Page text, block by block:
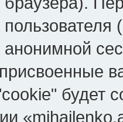
анонимной
присвоенные
будет